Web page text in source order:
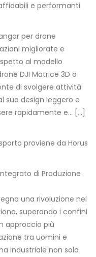
e performanti
per drone
migliorate e
al modello
DJI Matrice 3D o
di svolgere attività
suo design leggero e
rapidamente e… […]
proviene da Horus
di Produzione
una rivoluzione nel
superando i confini
approccio più
tra uomini e
industriale non solo